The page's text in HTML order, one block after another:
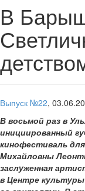
В
Выпуск №22,
В восьмой раз в
инициированный
кинофестиваль
Михайловны
заслуженная
в Центре